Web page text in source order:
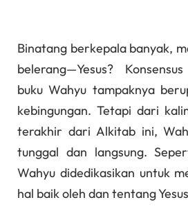
Binatang berkepala banyak,
belerang—Yesus?
buku Wahyu tampaknya
kebingungan. Tetapi dari
terakhir dari Alkitab ini,
tunggal dan langsung.
Wahyu didedikasikan untuk
hal baik oleh dan tentang